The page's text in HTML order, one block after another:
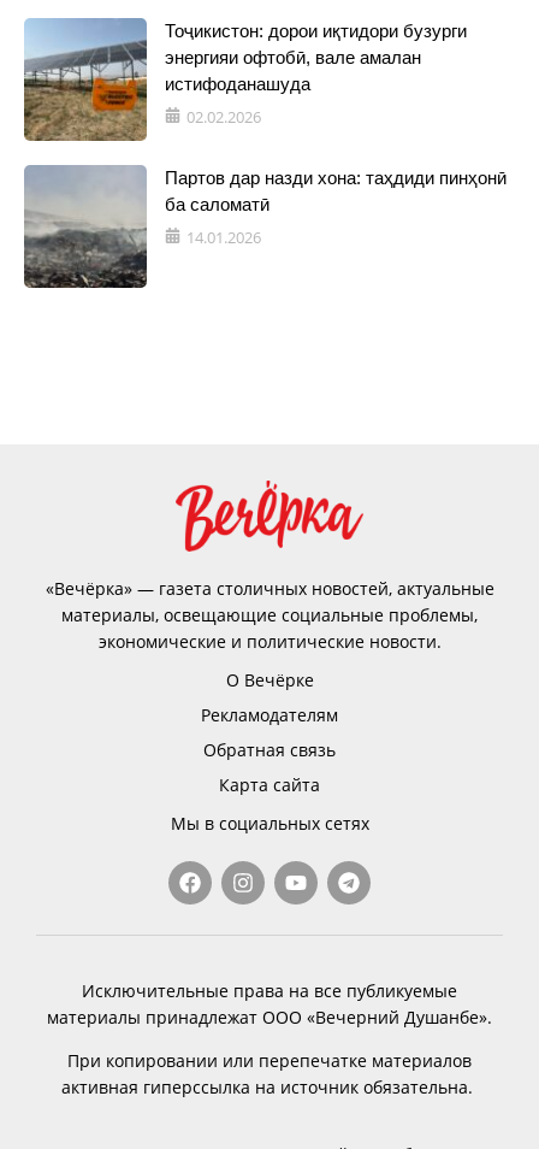
Тоҷикистон: дорои иқтидори бузурги
энергияи офтобӣ, вале амалан
истифоданашуда
02.02.2026
Партов дар назди хона: таҳдиди пинҳонӣ
ба саломатӣ
14.01.2026
«Вечёрка» — газета столичных новостей, актуальные
материалы, освещающие социальные проблемы,
экономические и политические новости.
О Вечёрке
Рекламодателям
Обратная связь
Карта сайта
Мы в социальных сетях
Исключительные права на все публикуемые
материалы принадлежат ООО «Вечерний Душанбе».
При копировании или перепечатке материалов
активная гиперссылка на источник обязательна.